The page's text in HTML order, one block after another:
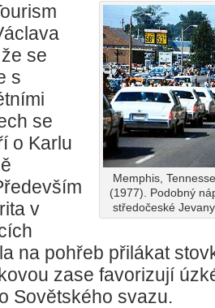
Memphis,
(1977). Podobný
středočeské
se
s
se
o Karlu
v
na pohřeb přilákat
zase favorizují
Sovětského svazu.